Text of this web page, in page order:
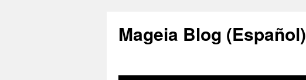
Mageia Blog (Español)